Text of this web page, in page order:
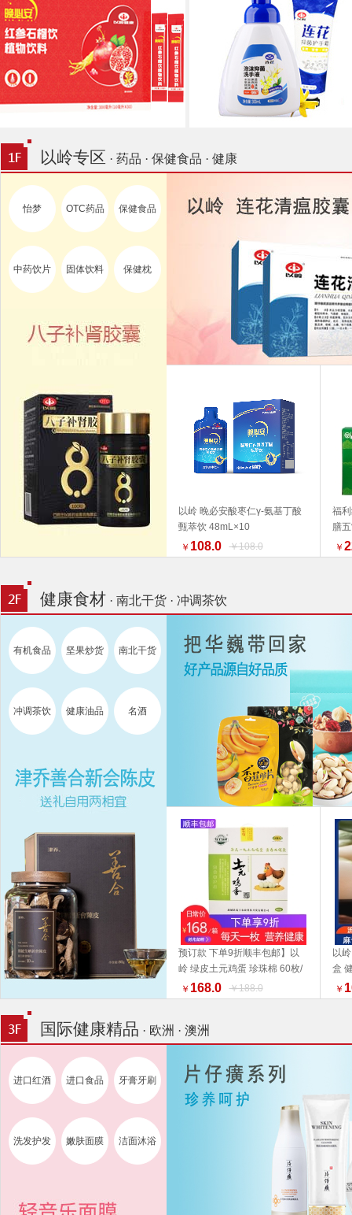
以岭专区 · 药品 · 保健食品 · 健康
怡梦 OTC药品 保健食品
中药饮片 固体饮料 保健枕
以岭 晚必安酸枣仁γ-氨基丁酸
甄萃饮 48mL×10
￥ 108.0 ￥108.0
福
膳
产
为
￥
健康食材 · 南北干货 · 冲调茶饮
有机食品 坚果炒货 南北干货
冲调茶饮 健康油品 名酒
预订款 下单9折顺丰包邮】以
岭 绿皮土元鸡蛋 珍珠棉 60枚/
箱【收到货之后尽快至冰箱贮
存】福利组合 好物推荐礼盒推
￥ 168.0 ￥188.0
以
盒
好
￥
国际健康精品 · 欧洲 · 澳洲
进口红酒 进口食品 牙膏牙刷
洗发护发 嫩肤面膜 洁面沐浴